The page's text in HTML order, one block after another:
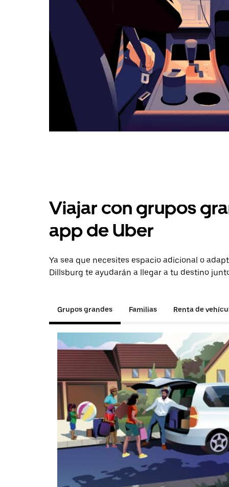
Viajar con grupos
app de Uber
Ya sea que necesites espacio adicional o
Dillsburg te ayudarán a llegar a tu destino
Grupos grandes Familias Renta de